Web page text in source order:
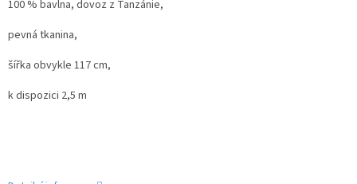
100 % bavlna, dovoz z Tanzánie,
pevná tkanina,
šířka obvykle 117 cm,
k dispozici 2,5 m